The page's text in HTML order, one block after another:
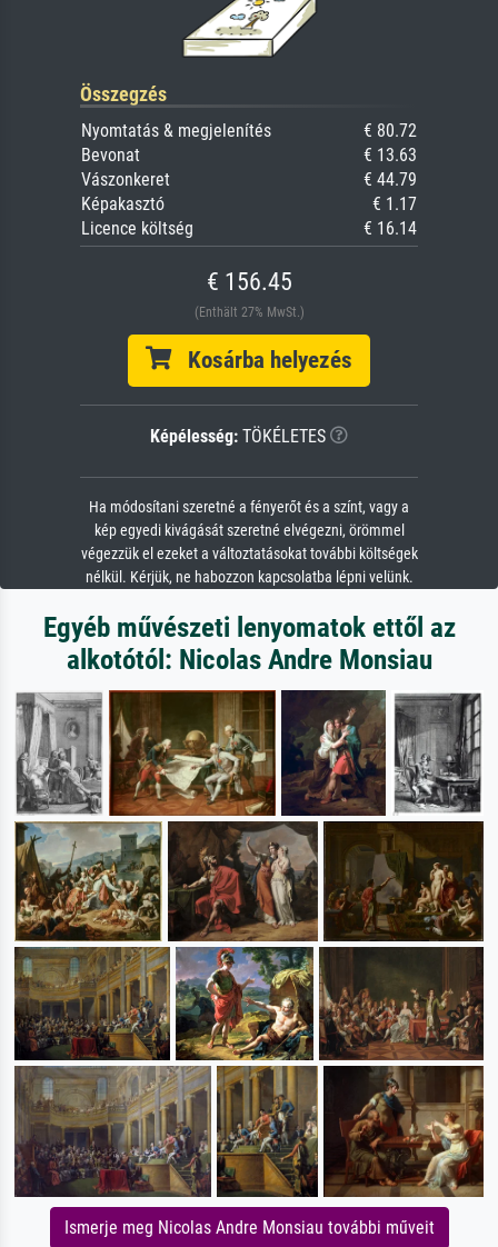
Összegzés
Nyomtatás & megjelenítés
€ 80.72
Bevonat
€ 13.63
Vászonkeret
€ 44.79
Képakasztó
€ 1.17
Licence költség
€ 16.14
€ 156.45
(Enthält 27% MwSt.)
Kosárba helyezés
Képélesség: TÖKÉLETES
Ha módosítani szeretné a fényerőt és a színt, vagy a
kép egyedi kivágását szeretné elvégezni, örömmel
végezzük el ezeket a változtatásokat további költségek
nélkül. Kérjük, ne habozzon kapcsolatba lépni velünk.
Egyéb művészeti lenyomatok ettől az
alkotótól: Nicolas Andre Monsiau
Ismerje meg Nicolas Andre Monsiau további műveit